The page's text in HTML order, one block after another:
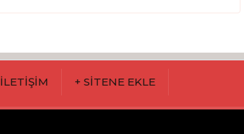
İLETİŞİM + SİTENE EKLE